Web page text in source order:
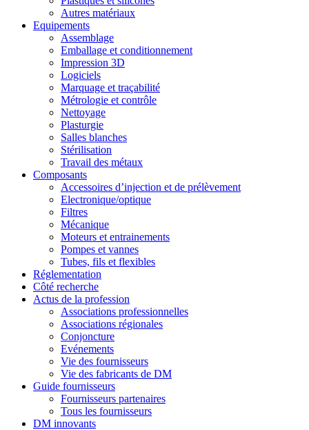
Autres matériaux
Equipements
Assemblage
Emballage et conditionnement
Impression 3D
Logiciels
Marquage et traçabilité
Métrologie et contrôle
Nettoyage
Plasturgie
Salles blanches
Stérilisation
Travail des métaux
Composants
Accessoires d’injection et de prélèvement
Electronique/optique
Filtres
Mécanique
Moteurs et entrainements
Pompes et vannes
Tubes, fils et flexibles
Réglementation
Côté recherche
Actus de la profession
Associations professionnelles
Associations régionales
Conjoncture
Evénements
Vie des fournisseurs
Vie des fabricants de DM
Guide fournisseurs
Fournisseurs partenaires
Tous les fournisseurs
DM innovants